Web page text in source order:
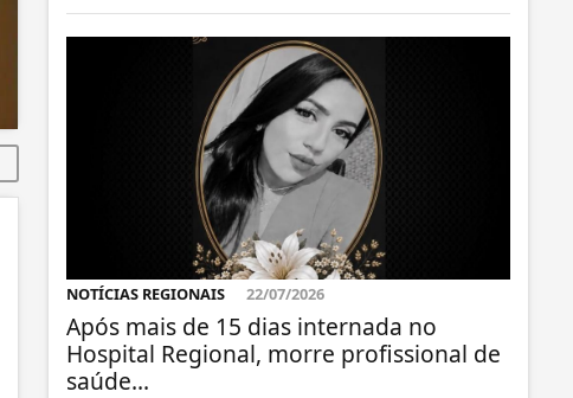
NOTÍCIAS REGIONAIS 22/07/2026
Após mais de 15 dias internada no
Hospital Regional, morre profissional de
saúde...